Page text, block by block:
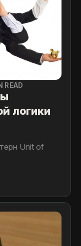
READ
логики
Unit of